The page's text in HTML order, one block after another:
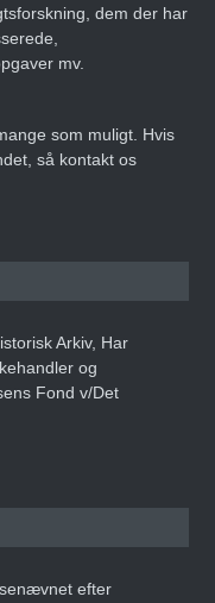
dem der har
mv.
som muligt. Hvis
så kontakt os
Arkiv, Har
og
Fond v/Det
efter